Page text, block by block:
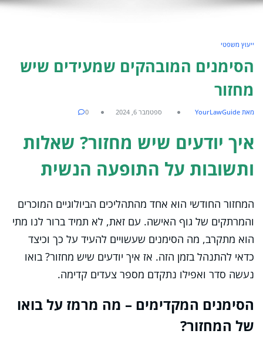
ייעוץ משפטי
הסימנים המובהקים שמעידים שיש
מחזור
מאת YourLawGuide ספטמבר 6, 2024 0
איך יודעים שיש מחזור? שאלות
ותשובות על התופעה הנשית
המחזור החודשי הוא אחד מהתהליכים הביולוגיים המוכרים
והמרתקים של גוף האישה. עם זאת, לא תמיד ברור לנו מתי
הוא מתקרב, מה הסימנים שעשויים להעיד על כך וכיצד
כדאי להתנהל בזמן הזה. אז איך יודעים שיש מחזור? בואו
נעשה סדר ואפילו נתקדם מספר צעדים קדימה.
הסימנים המקדימים – מה מרמז על בואו
של המחזור?